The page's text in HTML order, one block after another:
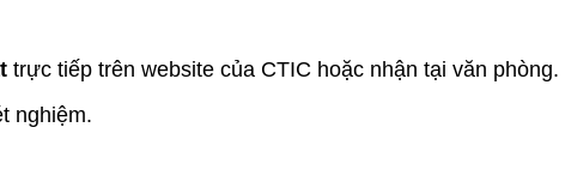
trực tiếp trên website của CTIC hoặc nhận tại văn phòng.
nghiệm.